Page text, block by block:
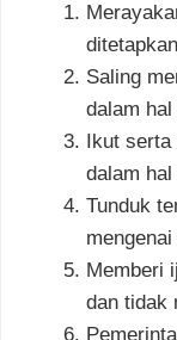
Saling
dalam
Ikut
dalam
Tunduk
Memberi
dan tidak